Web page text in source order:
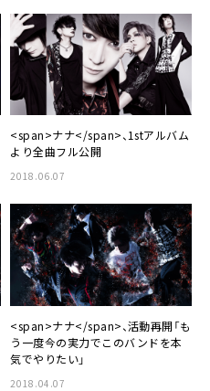
<span>ナナ</span>、1stアルバム
より全曲フル公開
2018.06.07
<span>ナナ</span>、活動再開「も
う一度今の実力でこのバンドを本
気でやりたい」
2018.04.07